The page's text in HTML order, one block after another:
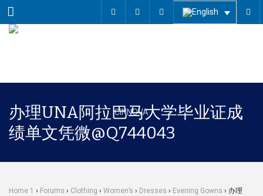
Menu
办理UNA阿拉巴马大学毕业证成
绩单文凭微@Q744043
Home 1 › Forums › Clothing › Women’s › Dresses › Evening Gowns › 办理